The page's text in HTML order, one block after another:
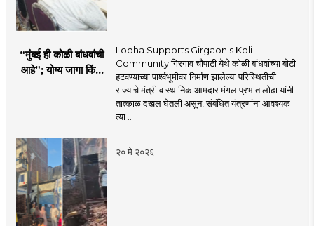
“मुंबई ही कोळी बांधवांची
आहे”; योग्य जागा किंवा
Lodha Supports Girgaon's Koli
Community गिरगाव चौपाटी येथे कोळी बांधवांच्या बोटी
हटवण्याच्या पार्श्वभूमीवर निर्माण झालेल्या परिस्थितीची
राज्याचे मंत्री व स्थानिक आमदार मंगल प्रभात लोढा यांनी
तात्काळ दखल घेतली असून, संबंधित यंत्रणांना आवश्यक
त्या ..
२० मे २०२६